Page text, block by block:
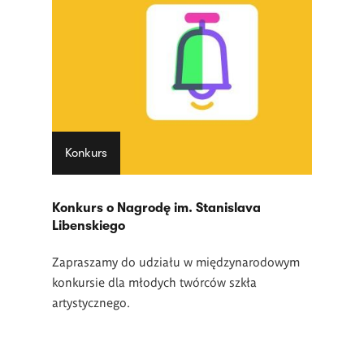
Konkurs
Konkurs o Nagrodę im. Stanislava
Libenskiego
Zapraszamy do udziału w międzynarodowym
konkursie dla młodych twórców szkła
artystycznego.